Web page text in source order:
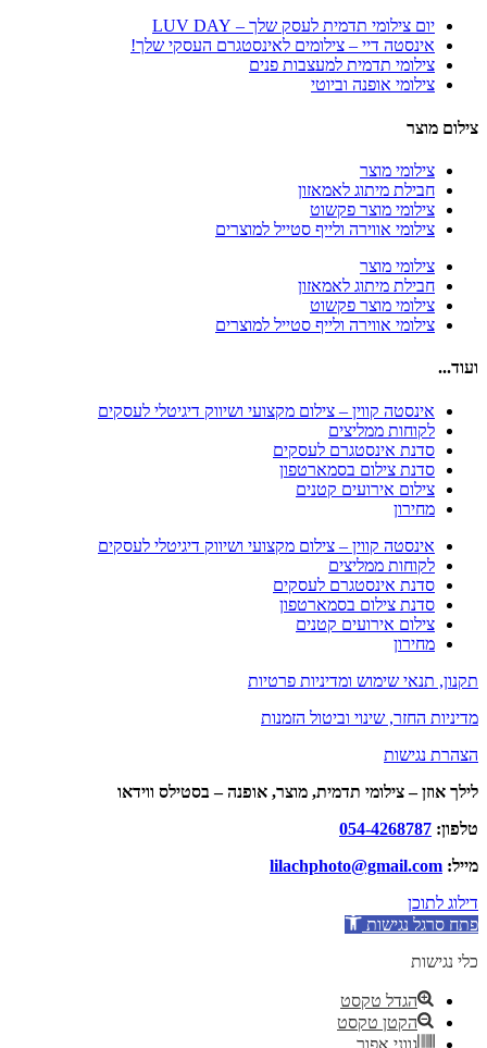
יום צילומי תדמית לעסק שלך – LUV DAY
אינסטה דיי – צילומים לאינסטגרם העסקי שלך!
צילומי תדמית למעצבות פנים
צילומי אופנה וביוטי
צילום מוצר
צילומי מוצר
חבילת מיתוג לאמאזון‎
צילומי מוצר פקשוט
צילומי אווירה ולייף סטייל למוצרים
צילומי מוצר
חבילת מיתוג לאמאזון‎
צילומי מוצר פקשוט
צילומי אווירה ולייף סטייל למוצרים
ועוד...
אינסטה קווין – צילום מקצועי ושיווק דיגיטלי לעסקים
לקוחות ממליצים
סדנת אינסטגרם לעסקים
סדנת צילום בסמארטפון
צילום אירועים קטנים
מחירון
אינסטה קווין – צילום מקצועי ושיווק דיגיטלי לעסקים
לקוחות ממליצים
סדנת אינסטגרם לעסקים
סדנת צילום בסמארטפון
צילום אירועים קטנים
מחירון
תקנון, תנאי שימוש ומדיניות פרטיות
מדיניות החזר, שינוי וביטול הזמנות
הצהרת נגישות
לילך אוזן – צילומי תדמית, מוצר, אופנה – בסטילס ווידאו
טלפון: 054-4268787
מייל: lilachphoto@gmail.com
דילוג לתוכן
פתח סרגל נגישות
כלי נגישות
הגדל טקסט
הקטן טקסט
גווני אפור